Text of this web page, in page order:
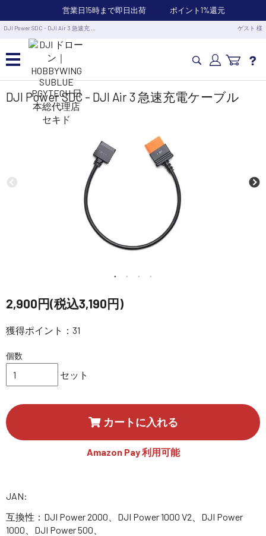
営業日15時まで即日出荷 ポイント1%還元
DJI Power SDC - DJI Air 3 急速充 … ゲスト 様
カメラドローン・生活家電
業務用ドローン・業務関連製品
水中ドローン(ROV)・水中スクーター
講習会･国家資格･WEBセミナー
定期配信!
コーポレートサイト
DJI Power SDC - DJI Air 3 急速充電ケーブル
2,900円(税込3,190円)
獲得ポイント：31
個数
セット
カートに入れる
Amazon Pay 利用可能
JAN:
互換性：DJI Power 2000、DJI Power 1000 V2、DJI Power
1000、DJI Power 500、